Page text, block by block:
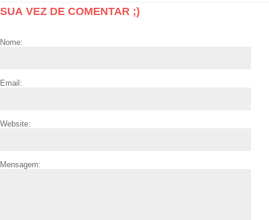
SUA VEZ DE COMENTAR ;)
Nome:
Email:
Website:
Mensagem: